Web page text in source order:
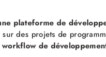
plateforme de
des projets de
de